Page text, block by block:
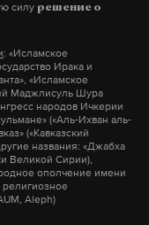
это, конечно,
президента.
Последний
Олег
управление.
настаивает
проблема
его прав,
И в
будут
аспект, который
Орбана и
— объясняет
но до
считает
числе
силу решение о
: «Исламское
Ирака и
«Исламское
Маджлисуль Шура
народов Ичкерии
(«Аль-Ихван аль-
(«Кавказский
названия: «Джабха
Великой Сирии),
ополчение имени
Aleph)